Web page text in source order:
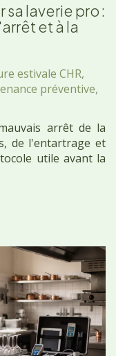
sa laverie pro :
et à la
estivale CHR,
préventive,
arrêt de la
de l'entartrage et
utile avant la